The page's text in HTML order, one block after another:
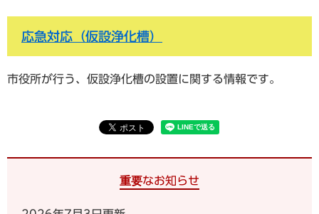
重要なお知らせ
応急対応（仮設浄化槽）
市役所が行う、仮設浄化槽の設置に関する情報です。